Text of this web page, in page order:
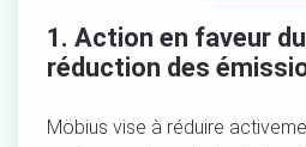
1. Action en faveur
réduction des
Möbius vise à réduire